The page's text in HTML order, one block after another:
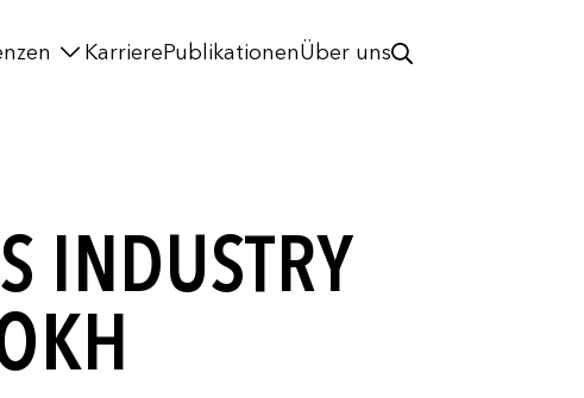
KarrierePublikationenÜber uns
INDUSTRY